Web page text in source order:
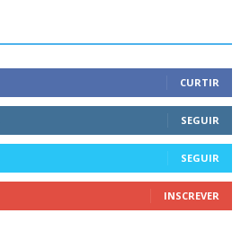
CURTIR
SEGUIR
SEGUIR
INSCREVER